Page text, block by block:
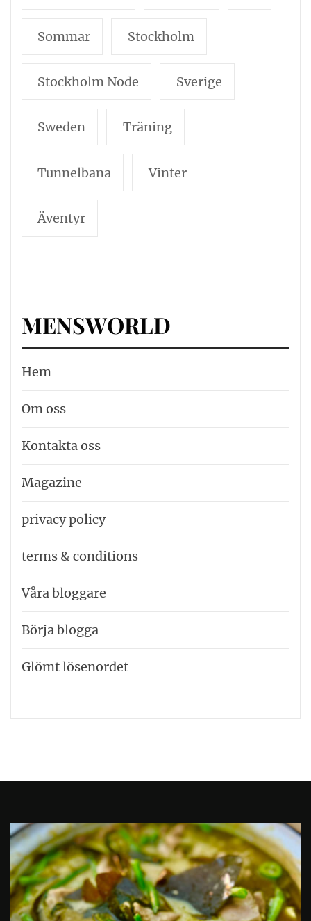
Sommar Stockholm
Stockholm Node Sverige
Sweden Träning
Tunnelbana Vinter
Äventyr
MENSWORLD
Hem
Om oss
Kontakta oss
Magazine
privacy policy
terms & conditions
Våra bloggare
Börja blogga
Glömt lösenordet